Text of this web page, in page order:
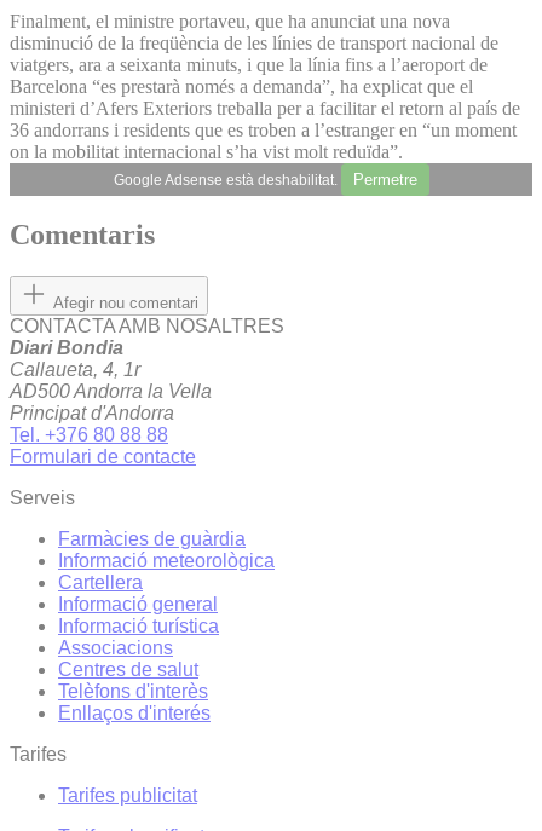
Finalment, el ministre portaveu, que ha anunciat una nova
disminució de la freqüència de les línies de transport nacional de
viatgers, ara a seixanta minuts, i que la línia fins a l’aeroport de
Barcelona “es prestarà només a demanda”, ha explicat que el
ministeri d’Afers Exteriors treballa per a facilitar el retorn al país de
36 andorrans i residents que es troben a l’estranger en “un moment
on la mobilitat internacional s’ha vist molt reduïda”.
Google Adsense està deshabilitat. Permetre
Comentaris
Afegir nou comentari
CONTACTA AMB NOSALTRES
Diari Bondia
Callaueta, 4, 1r
AD500 Andorra la Vella
Principat d'Andorra
Tel. +376 80 88 88
Formulari de contacte
Serveis
Farmàcies de guàrdia
Informació meteorològica
Cartellera
Informació general
Informació turística
Associacions
Centres de salut
Telèfons d'interès
Enllaços d'interés
Tarifes
Tarifes publicitat